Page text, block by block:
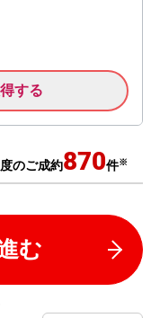
する
のご成約870件※
む